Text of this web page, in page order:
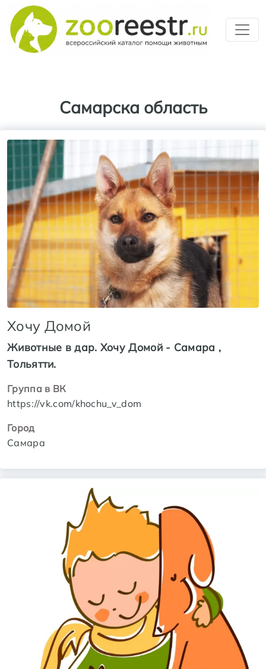
Самарска область
Хочу Домой
Животные в дар. Хочу Домой - Самара ,
Тольятти.
Группа в ВК
https://vk.com/khochu_v_dom
Город
Самара